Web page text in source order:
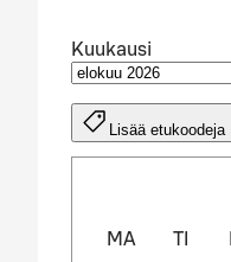
Kuukausi
Lisää etukoodeja
MA TI